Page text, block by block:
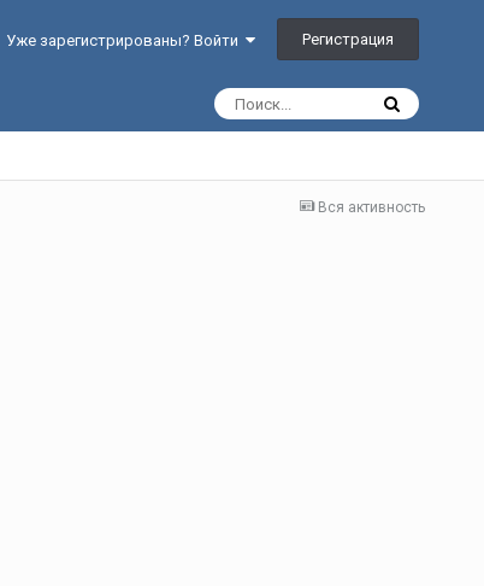
Уже зарегистрированы? Войти Регистрация
Вся активность